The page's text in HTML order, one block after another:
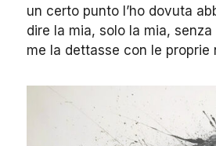
un certo punto l’ho dovuta
dire la mia, solo la mia,
me la dettasse con le proprie